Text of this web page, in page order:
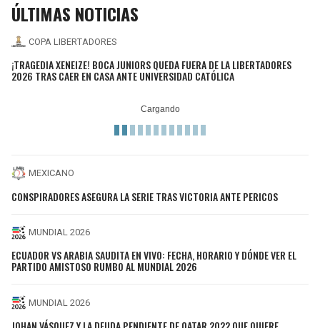
ÚLTIMAS NOTICIAS
COPA LIBERTADORES
¡TRAGEDIA XENEIZE! BOCA JUNIORS QUEDA FUERA DE LA LIBERTADORES
2026 TRAS CAER EN CASA ANTE UNIVERSIDAD CATÓLICA
MEXICANO
CONSPIRADORES ASEGURA LA SERIE TRAS VICTORIA ANTE PERICOS
MUNDIAL 2026
ECUADOR VS ARABIA SAUDITA EN VIVO: FECHA, HORARIO Y DÓNDE VER EL
PARTIDO AMISTOSO RUMBO AL MUNDIAL 2026
MUNDIAL 2026